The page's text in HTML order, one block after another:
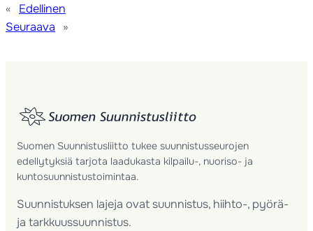
«
Edellinen
Seuraava
»
Suomen Suunnistusliitto tukee suunnistusseurojen
edellytyksiä tarjota laadukasta kilpailu-, nuoriso- ja
kuntosuunnistustoimintaa.
Suunnistuksen lajeja ovat suunnistus, hiihto-, pyörä-
ja tarkkuussuunnistus.